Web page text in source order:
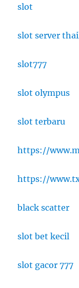
slot
slot server
slot777
slot olympus
slot terbaru
https://
https://
black scatter
slot bet kecil
slot gacor 777